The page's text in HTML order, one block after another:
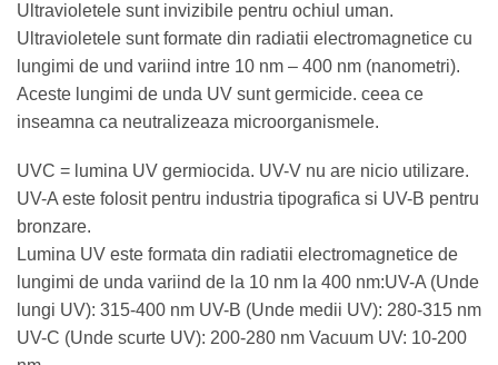
Ultravioletele sunt invizibile pentru ochiul uman.
Ultravioletele sunt formate din radiatii electromagnetice cu
lungimi de und variind intre 10 nm – 400 nm (nanometri).
Aceste lungimi de unda UV sunt germicide. ceea ce
inseamna ca neutralizeaza microorganismele.
UVC = lumina UV germiocida. UV-V nu are nicio utilizare.
UV-A este folosit pentru industria tipografica si UV-B pentru
bronzare.
Lumina UV este formata din radiatii electromagnetice de
lungimi de unda variind de la 10 nm la 400 nm:UV-A (Unde
lungi UV): 315-400 nm UV-B (Unde medii UV): 280-315 nm
UV-C (Unde scurte UV): 200-280 nm Vacuum UV: 10-200